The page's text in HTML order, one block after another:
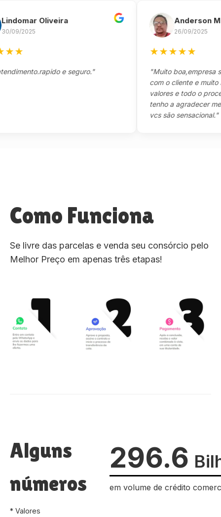
Oliveira
2025
e seguro."
Anderson
26/09/2025
★★★
"Muito boa,empresa séria
com o cliente e muito
valores e todo o processo
tenho a agradecer
vcs são sensacional."
Como Funciona
Se livre das parcelas e venda seu consórcio pelo
Melhor Preço em apenas três etapas!
Alguns
números
* Valores
296.6
em volume de crédito